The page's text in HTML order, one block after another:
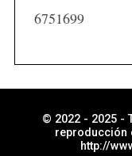
i
6751699
© 2022 - 2025 -
reproducción
http://